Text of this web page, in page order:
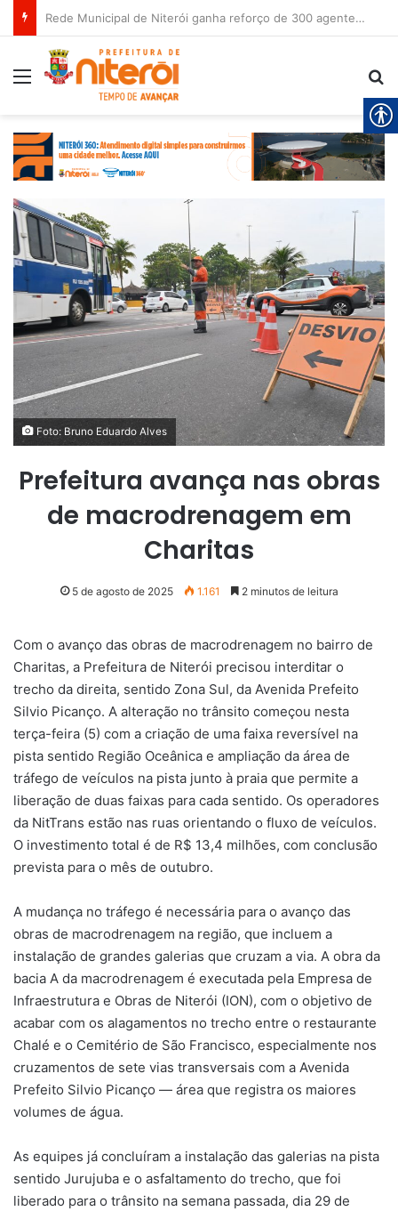
Rede Municipal de Niterói ganha reforço de 300 agentes de apoio escolar
Menu
Foto: Bruno Eduardo Alves
Prefeitura avança nas obras
de macrodrenagem em
Charitas
5 de agosto de 2025 1.161 2 minutos de leitura
Com o avanço das obras de macrodrenagem no bairro de
Charitas, a Prefeitura de Niterói precisou interditar o
trecho da direita, sentido Zona Sul, da Avenida Prefeito
Silvio Picanço. A alteração no trânsito começou nesta
terça-feira (5) com a criação de uma faixa reversível na
pista sentido Região Oceânica e ampliação da área de
tráfego de veículos na pista junto à praia que permite a
liberação de duas faixas para cada sentido. Os operadores
da NitTrans estão nas ruas orientando o fluxo de veículos.
O investimento total é de R$ 13,4 milhões, com conclusão
prevista para o mês de outubro.
A mudança no tráfego é necessária para o avanço das
obras de macrodrenagem na região, que incluem a
instalação de grandes galerias que cruzam a via. A obra da
bacia A da macrodrenagem é executada pela Empresa de
Infraestrutura e Obras de Niterói (ION), com o objetivo de
acabar com os alagamentos no trecho entre o restaurante
Chalé e o Cemitério de São Francisco, especialmente nos
cruzamentos de sete vias transversais com a Avenida
Prefeito Silvio Picanço — área que registra os maiores
volumes de água.
As equipes já concluíram a instalação das galerias na pista
sentido Jurujuba e o asfaltamento do trecho, que foi
liberado para o trânsito na semana passada, dia 29 de